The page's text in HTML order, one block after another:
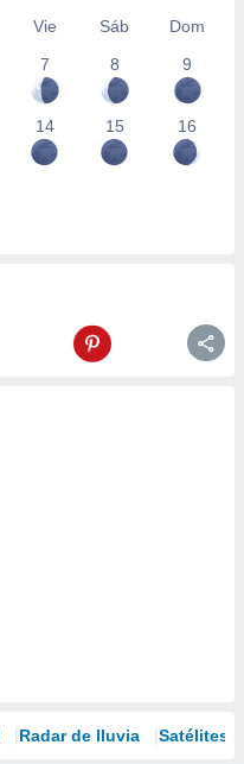
Vie Sáb
Dom
7
8 9
14 15 16
Radar de lluvia Satélites